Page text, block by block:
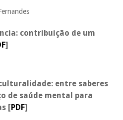
contribuição de um
]
entre saberes
de saúde mental para
[PDF]